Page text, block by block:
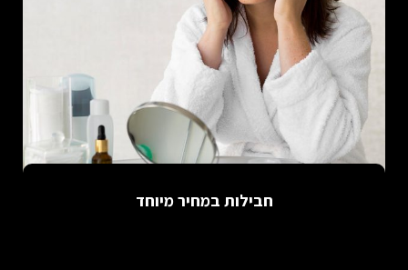
חבילות במחיר מיוחד